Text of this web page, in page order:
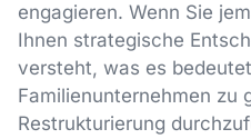
engagieren. Wenn Sie
Ihnen strategische
versteht, was es
Familienunternehmen zu
Restrukturierung